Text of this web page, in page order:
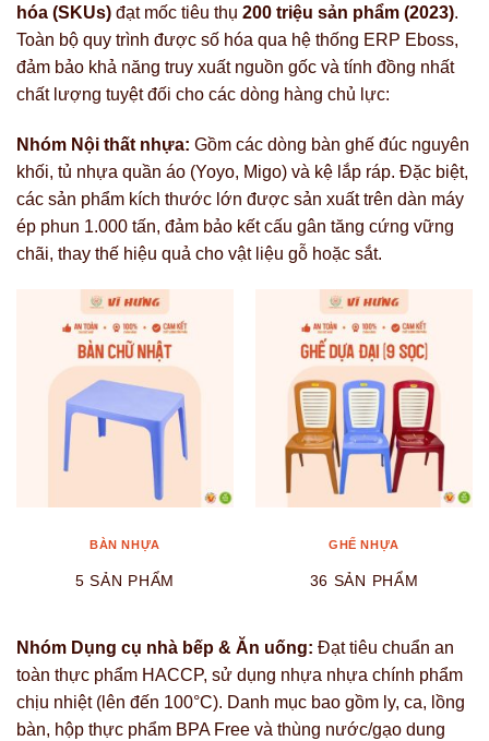
hóa (SKUs) đạt mốc tiêu thụ 200 triệu sản phẩm (2023).
Toàn bộ quy trình được số hóa qua hệ thống ERP Eboss,
đảm bảo khả năng truy xuất nguồn gốc và tính đồng nhất
chất lượng tuyệt đối cho các dòng hàng chủ lực:
Nhóm Nội thất nhựa: Gồm các dòng bàn ghế đúc nguyên
khối, tủ nhựa quần áo (Yoyo, Migo) và kệ lắp ráp. Đặc biệt,
các sản phẩm kích thước lớn được sản xuất trên dàn máy
ép phun 1.000 tấn, đảm bảo kết cấu gân tăng cứng vững
chãi, thay thế hiệu quả cho vật liệu gỗ hoặc sắt.
BÀN NHỰA
5 SẢN PHẨM
GHẾ NHỰA
36 SẢN PHẨM
Nhóm Dụng cụ nhà bếp & Ăn uống: Đạt tiêu chuẩn an
toàn thực phẩm HACCP, sử dụng nhựa nhựa chính phẩm
chịu nhiệt (lên đến 100°C). Danh mục bao gồm ly, ca, lồng
bàn, hộp thực phẩm BPA Free và thùng nước/gạo dung